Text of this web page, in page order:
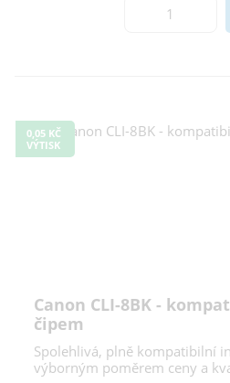
0,05 KČ
VÝTISK
Canon CLI-8BK -
čipem
Spolehlivá, plně kompatibilní
výborným poměrem ceny a